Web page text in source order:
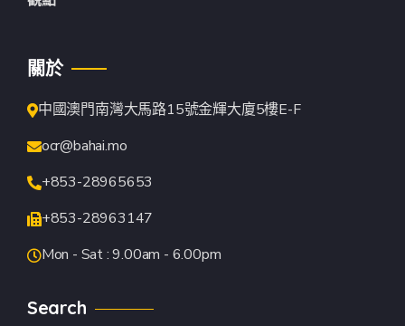
關於
中國澳門南灣大馬路15號金輝大廈5樓E-F
ocr@bahai.mo
+853-28965653
+853-28963147
Mon - Sat : 9.00am - 6.00pm
Search